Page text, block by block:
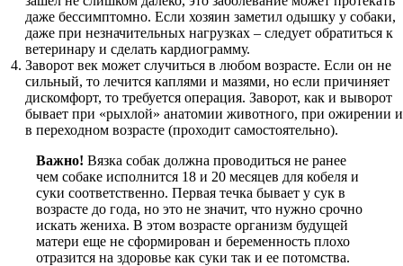
даже бессимптомно. Если хозяин заметил одышку у собаки,
даже при незначительных нагрузках – следует обратиться к
ветеринару и сделать кардиограмму.
Заворот век может случиться в любом возрасте. Если он не
сильный, то лечится каплями и мазями, но если причиняет
дискомфорт, то требуется операция. Заворот, как и выворот
бывает при «рыхлой» анатомии животного, при ожирении и
в переходном возрасте (проходит самостоятельно).
Важно! Вязка собак должна проводиться не ранее
чем собаке исполнится 18 и 20 месяцев для кобеля и
суки соответственно. Первая течка бывает у сук в
возрасте до года, но это не значит, что нужно срочно
искать жениха. В этом возрасте организм будущей
матери еще не сформирован и беременность плохо
отразится на здоровье как суки так и ее потомства.